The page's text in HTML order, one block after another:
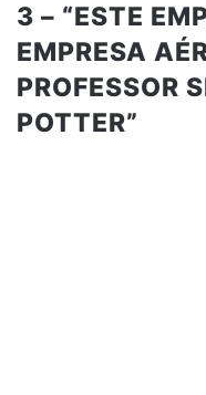
3 – “ESTE
EMPRESA
PROFESSOR
POTTER”